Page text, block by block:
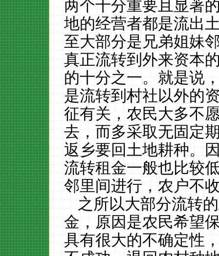
两个十分重要且显著
地的经营者都是流出
至大部分是兄弟姐妹
真正流转到外来资本
的十分之一。就是说
是流转到村社以外的
征有关，农民大多不
去，而多采取无固定
返乡要回土地耕种。
流转租金一般也比较
邻里间进行，农户不
之所以大部分流转
金，原因是农民希望
具有很大的不确定性